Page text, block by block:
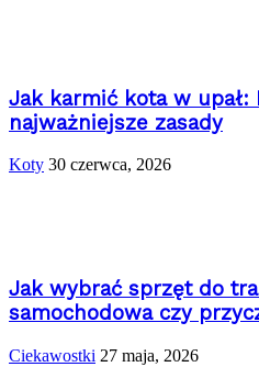
Jak karmić kota w upał:
najważniejsze zasady
Koty 30 czerwca, 2026
Jak wybrać sprzęt do
samochodowa czy
Ciekawostki 27 maja, 2026